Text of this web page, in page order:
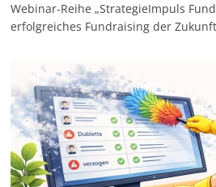
Webinar-Reihe „StrategieImpuls
erfolgreiches Fundraising der